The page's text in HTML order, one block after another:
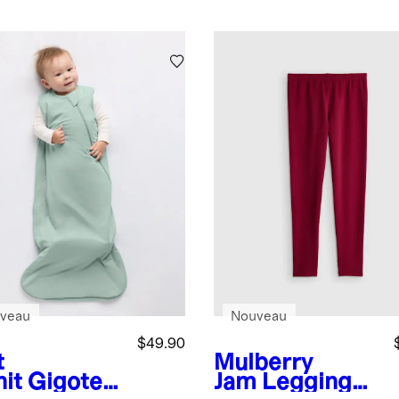
Gigoteu
$49.90
Mulberry
Jam Legging
Nouveau